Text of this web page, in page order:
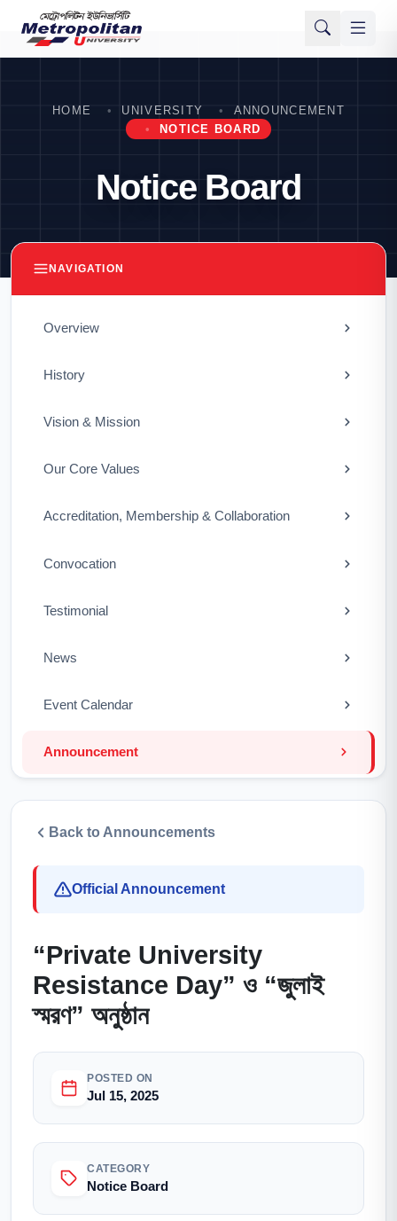
HOME UNIVERSITY
ANNOUNCEMENT
NOTICE BOARD
Notice Board
NAVIGATION
Overview
History
Vision & Mission
Our Core Values
Accreditation, Membership & Collaboration
Convocation
Testimonial
News
Event Calendar
Announcement
Back to Announcements
Official Announcement
“Private University
Resistance Day” ও “জুলাই
স্মরণ” অনুষ্ঠান
POSTED ON
Jul 15, 2025
CATEGORY
Notice Board